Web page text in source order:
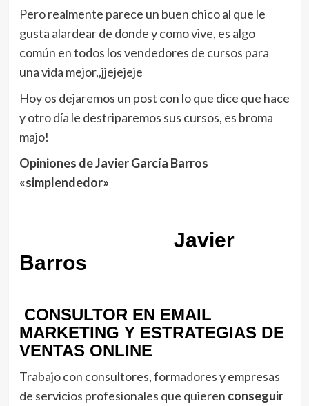
Pero realmente parece un buen chico al que le
gusta alardear de donde y como vive, es algo
común en todos los vendedores de cursos para
una vida mejor,,jjejejeje
Hoy os dejaremos un post con lo que dice que hace
y otro día le destriparemos sus cursos, es broma
majo!
Opiniones de Javier García Barros
«simplendedor»
Javier
Barros
CONSULTOR EN EMAIL
MARKETING Y ESTRATEGIAS DE
VENTAS ONLINE
Trabajo con consultores, formadores y empresas
de servicios profesionales que quieren conseguir